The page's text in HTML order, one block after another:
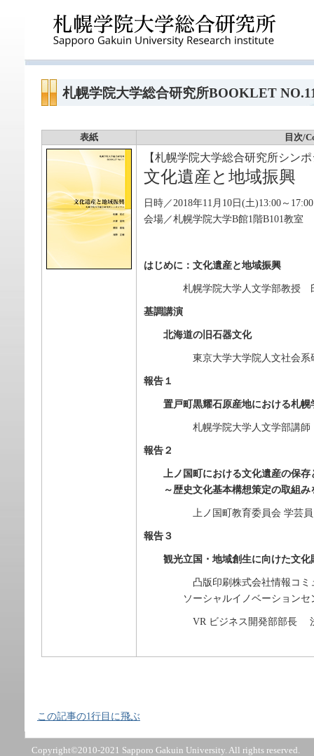
札幌学院大学総合研究所BOOKLET
表紙 目次/
【札幌学院大学総合研究所シン
文化遺産と地域振興
日時／2018年11月10日(土)13:00～17:00
会場／札幌学院大学B館1階B101教室
はじめに：文化遺産と地域振興
札幌学院大学人文学部教授
基調講演
北海道の旧石器文化
東京大学大学院人文社会系研
報告１
置戸町黒耀石原産地における札幌
札幌学院大学人文学部講師
報告２
上ノ国町における文化遺産の保存
～歴史文化基本構想策定の取組み
上ノ国町教育委員会 学芸員
報告３
観光立国・地域創生に向けた文
凸版印刷株式会社情報コミュ
ソーシャルイノベーションセン
VR ビジネス開発部部長 浅
この記事の1行目に飛ぶ
Copyright©2010-2021 Sapporo Gakuin University. All rights reserved.